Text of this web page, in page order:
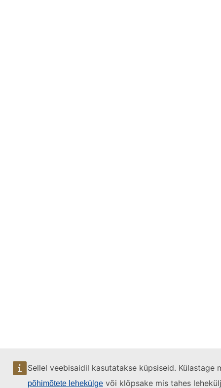
Sellel veebisaidil kasutatakse küpsiseid. Külastage
põhimõtete lehekülge või klõpsake mis tahes